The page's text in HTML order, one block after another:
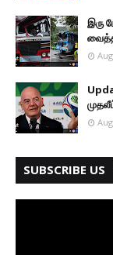
இரு
SUBSCRIBE US